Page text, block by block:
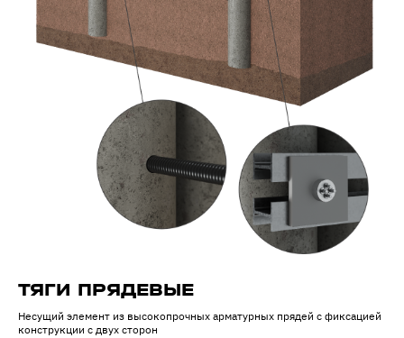
ТЯГИ ПРЯДЕВЫЕ
Несущий элемент из высокопрочных арматурных прядей с фиксацией
конструкции с двух сторон